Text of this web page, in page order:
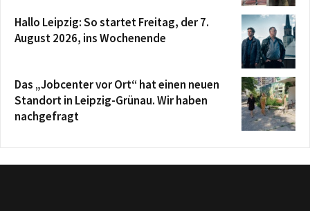
Hallo Leipzig: So startet Freitag, der 7.
August 2026, ins Wochenende
Das „Jobcenter vor Ort“ hat einen neuen
Standort in Leipzig-Grünau. Wir haben
nachgefragt